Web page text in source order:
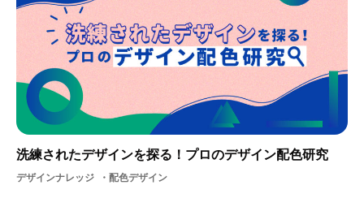
洗練されたデザインを探る！プロのデザイン配色研究
デザインナレッジ 配色デザイン